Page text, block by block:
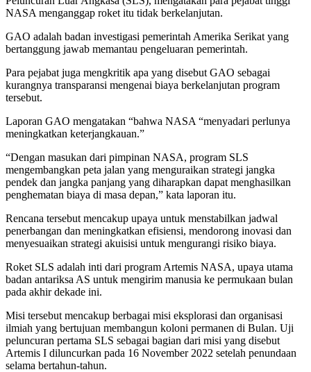
NASA menganggap roket itu tidak berkelanjutan.
GAO adalah badan investigasi pemerintah Amerika Serikat yang
bertanggung jawab memantau pengeluaran pemerintah.
Para pejabat juga mengkritik apa yang disebut GAO sebagai
kurangnya transparansi mengenai biaya berkelanjutan program
tersebut.
Laporan GAO mengatakan “bahwa NASA “menyadari perlunya
meningkatkan keterjangkauan.”
“Dengan masukan dari pimpinan NASA, program SLS
mengembangkan peta jalan yang menguraikan strategi jangka
pendek dan jangka panjang yang diharapkan dapat menghasilkan
penghematan biaya di masa depan,” kata laporan itu.
Rencana tersebut mencakup upaya untuk menstabilkan jadwal
penerbangan dan meningkatkan efisiensi, mendorong inovasi dan
menyesuaikan strategi akuisisi untuk mengurangi risiko biaya.
Roket SLS adalah inti dari program Artemis NASA, upaya utama
badan antariksa AS untuk mengirim manusia ke permukaan bulan
pada akhir dekade ini.
Misi tersebut mencakup berbagai misi eksplorasi dan organisasi
ilmiah yang bertujuan membangun koloni permanen di Bulan. Uji
peluncuran pertama SLS sebagai bagian dari misi yang disebut
Artemis I diluncurkan pada 16 November 2022 setelah penundaan
selama bertahun-tahun.